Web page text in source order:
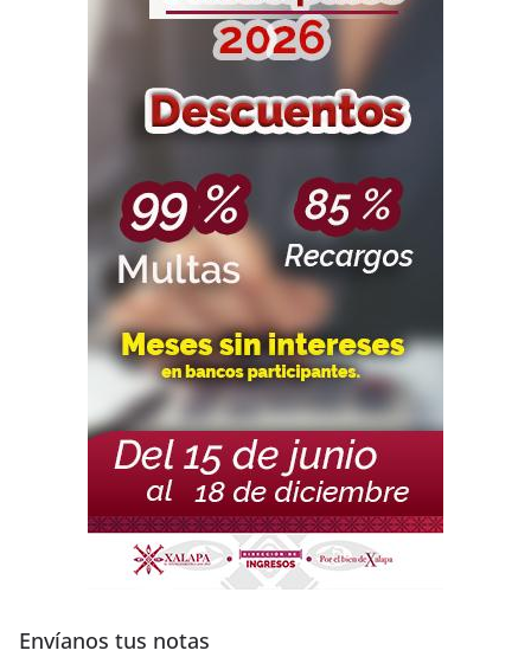
Envíanos tus notas